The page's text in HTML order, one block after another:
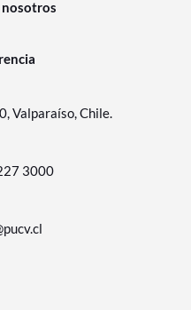
nosotros
Valparaíso, Chile.
3000